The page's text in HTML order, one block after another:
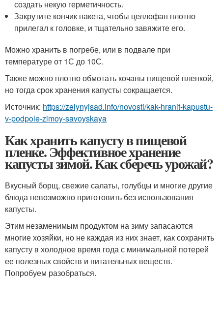
создать некую герметичность.
Закрутите кончик пакета, чтобы целлофан плотно
прилегал к головке, и тщательно завяжите его.
Можно хранить в погребе, или в подвале при
температуре от 1С до 10С.
Также можно плотно обмотать кочаны пищевой пленкой,
но тогда срок хранения капусты сокращается.
Источник: https://zelynyjsad.info/novosti/kak-hranit-kapustu-
v-podpole-zimoy-savoyskaya
Как хранить капусту в пищевой
пленке. Эффективное хранение
капусты зимой. Как сберечь урожай?
Вкусный борщ, свежие салаты, голубцы и многие другие
блюда невозможно приготовить без использования
капусты.
Этим незаменимым продуктом на зиму запасаются
многие хозяйки, но не каждая из них знает, как сохранить
капусту в холодное время года с минимальной потерей
ее полезных свойств и питательных веществ.
Попробуем разобраться.